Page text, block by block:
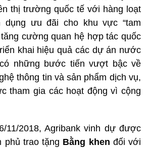
thị trường quốc tế với hàng loạt
dụng ưu đãi cho khu vực “tam
cường quan hệ hợp tác quốc
khai hiệu quả các dự án nước
những bước tiến vượt bậc về
thông tin và sản phẩm dịch vụ,
tham gia các hoạt động vì cộng
11/2018, Agribank vinh dự được
phủ trao tặng Bằng khen đối với